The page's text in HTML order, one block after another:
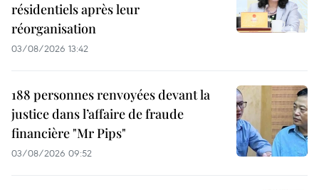
résidentiels après leur
réorganisation
03/08/2026 13:42
188 personnes renvoyées devant la
justice dans l’affaire de fraude
financière "Mr Pips"
03/08/2026 09:52